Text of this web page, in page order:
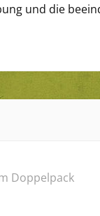
und die